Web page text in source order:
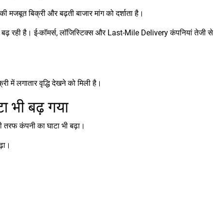
मजबूत बिक्री और बढ़ती बाजार मांग को दर्शाता है।
रही है। ई-कॉमर्स, लॉजिस्टिक्स और Last-Mile Delivery कंपनियां तेजी से
में लगातार वृद्धि देखने को मिली है।
भी बढ़ गया
कंपनी का घाटा भी बढ़ा।